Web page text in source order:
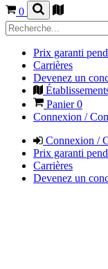
0
Prix garanti
Carrières
Devenez un
Panier0
Connexion /
Connexion /
Prix garanti
Carrières
Devenez un